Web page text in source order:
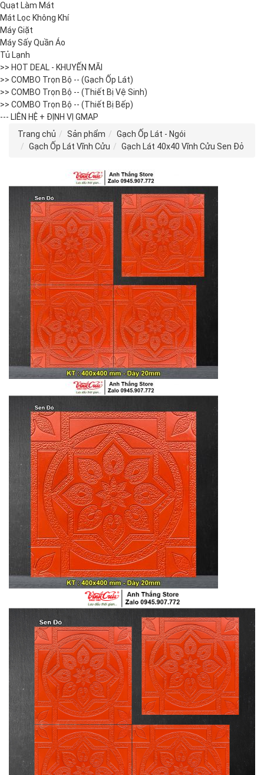
Quạt Làm Mát
Mát Lọc Không Khí
Máy Giặt
Máy Sấy Quần Áo
Tủ Lạnh
>> HOT DEAL - KHUYẾN MÃI
>> COMBO Trọn Bộ -- (Gạch Ốp Lát)
>> COMBO Trọn Bộ -- (Thiết Bị Vệ Sinh)
>> COMBO Trọn Bộ -- (Thiết Bị Bếp)
--- LIÊN HỆ + ĐỊNH VỊ GMAP
Trang chủ
Sản phẩm
Gạch Ốp Lát - Ngói
Gạch Ốp Lát Vĩnh Cửu
Gạch Lát 40x40 Vĩnh Cửu Sen Đỏ